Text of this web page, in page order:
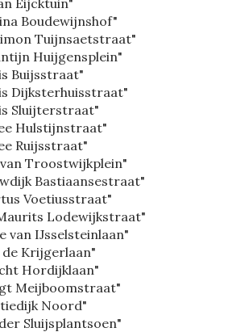
Eijcktuin"
Boudewijnshof"
Tuijnsaetstraat"
Huijgensplein"
Buijsstraat"
Dijksterhuisstraat"
Sluijterstraat"
Hulstijnstraat"
Ruijsstraat"
Troostwijkplein"
Bastiaansestraat"
Voetiusstraat"
Lodewijkstraat"
van IJsselsteinlaan"
de Krijgerlaan"
Hordijklaan"
Meijboomstraat"
Noord"
Sluijsplantsoen"